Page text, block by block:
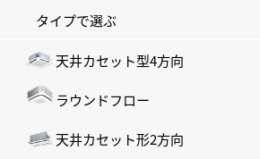
タイプで選ぶ
天井カセット型4方向
ラウンドフロー
天井カセット形2方向